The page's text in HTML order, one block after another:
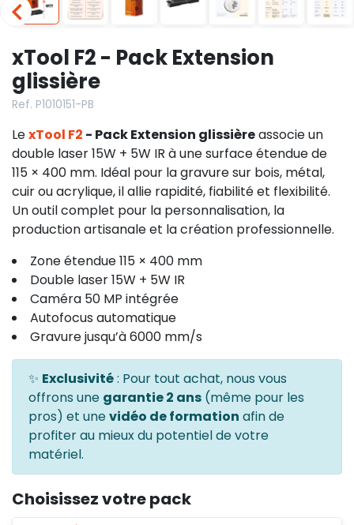
xTool F2 - Pack Extension
glissière
Ref. P1010151-PB
LexTool F2 - Pack Extension glissièreassocie un
double laser 15W + 5W IR à une surface étendue de
115 × 400 mm. Idéal pour la gravure sur bois, métal,
cuir ou acrylique, il allie rapidité, fiabilité et flexibilité.
Un outil complet pour la personnalisation, la
production artisanale et la création professionnelle.
Zone étendue 115 × 400 mm
Double laser 15W + 5W IR
Caméra 50 MP intégrée
Autofocus automatique
Gravure jusqu’à 6000 mm/s
✨ Exclusivité: Pour tout achat, nous vous
offrons une garantie 2 ans (même pour les
pros) et unevidéo de formation afin de
profiter au mieux du potentiel de votre
matériel.
Choisissez votre pack